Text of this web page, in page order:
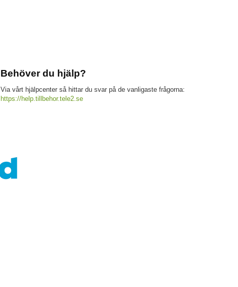
Behöver du hjälp?
Via vårt hjälpcenter så hittar du svar på de vanligaste frågorna:
https://help.tillbehor.tele2.se